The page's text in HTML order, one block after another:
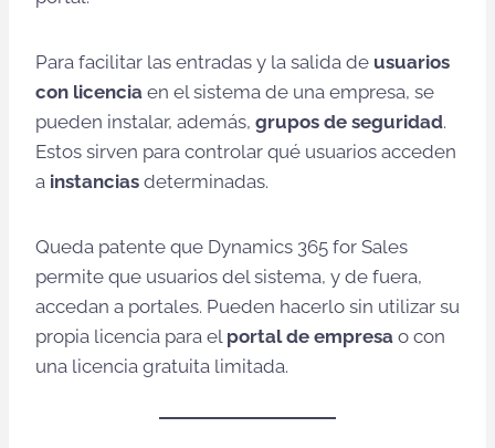
Para facilitar las entradas y la salida de usuarios
con licencia en el sistema de una empresa, se
pueden instalar, además, grupos de seguridad.
Estos sirven para controlar qué usuarios acceden
a instancias determinadas.
Queda patente que Dynamics 365 for Sales
permite que usuarios del sistema, y de fuera,
accedan a portales. Pueden hacerlo sin utilizar su
propia licencia para el portal de empresa o con
una licencia gratuita limitada.